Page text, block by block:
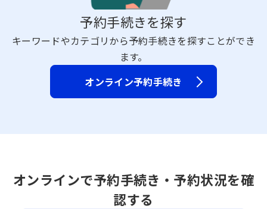
予約手続きを探す
キーワードやカテゴリから予約手続きを探すことができ
ます。
オンライン予約手続き
オンラインで予約手続き・予約状況を確
認する